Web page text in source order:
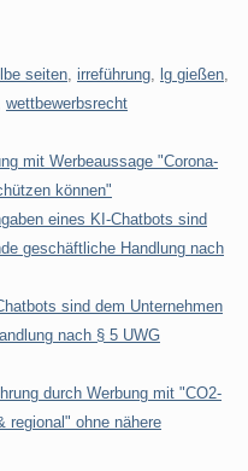
seiten irreführung lg gießen
wettbewerbsrecht
mit Werbeaussage "Corona-
können"
eines KI-Chatbots sind
geschäftliche Handlung nach
sind dem Unternehmen
nach § 5 UWG
durch Werbung mit "CO2-
regional" ohne nähere